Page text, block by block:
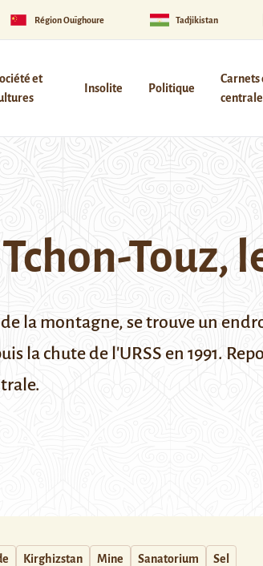
Région Ouïghoure Tadjikistan
et
Insolite Politique
Carnets
centrale
Touz,
la montagne, se trouve un
la chute de l'URSS en 1991.
Kirghizstan Mine Sanatorium Sel